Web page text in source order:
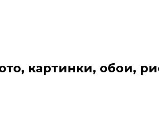
картинки, обои,